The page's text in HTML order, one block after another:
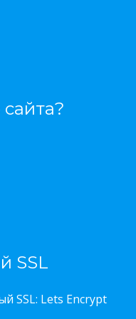
SSL
SSL: Lets Encrypt